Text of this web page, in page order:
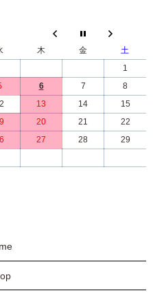
木 金
土
1
6 7
8
13 14
15
20 21
22
27 28
29